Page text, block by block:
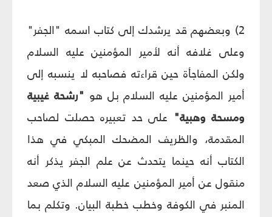
2) وبعضهم قد يرشدك إلى كتاب اسمه "الجفر"
وعلى غلافه أنه لأمير المؤمنين عليه السلام
ولكن المفاجأة حين قراءته فصاحبه لا ينسبه إلى
أمير المؤمنين عليه السلام بل هو "رشحة غيبية
ومسحة وهبية" على حد تعبيره حصلت لصاحب
المقدمة، والظريف المضحك المبكي في هذا
الكتاب أنه حينما يتحدث عن علم الجفر يذكر أنه
منقول عن أمير المؤمنين عليه السلام الذي صعد
المنبر في الكوفة وخطب خطبة البيان. وتكلم بما